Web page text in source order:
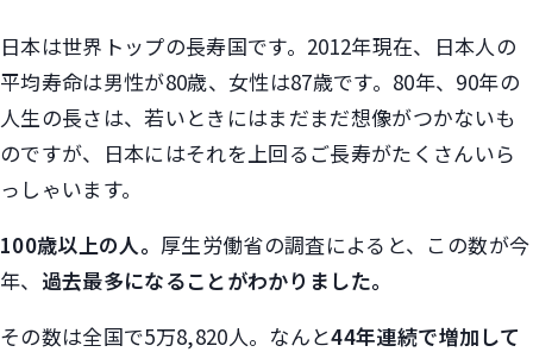
日本は世界トップの長寿国です。2012年現在、日本人の
平均寿命は男性が80歳、女性は87歳です。80年、90年の
人生の長さは、若いときにはまだまだ想像がつかないも
のですが、日本にはそれを上回るご長寿がたくさんいら
っしゃいます。
100歳以上の人。 厚生労働省の調査によると、この数が今
年、 過去最多になることがわかりました。
その数は全国で5万8,820人。なんと44年連続で増加して